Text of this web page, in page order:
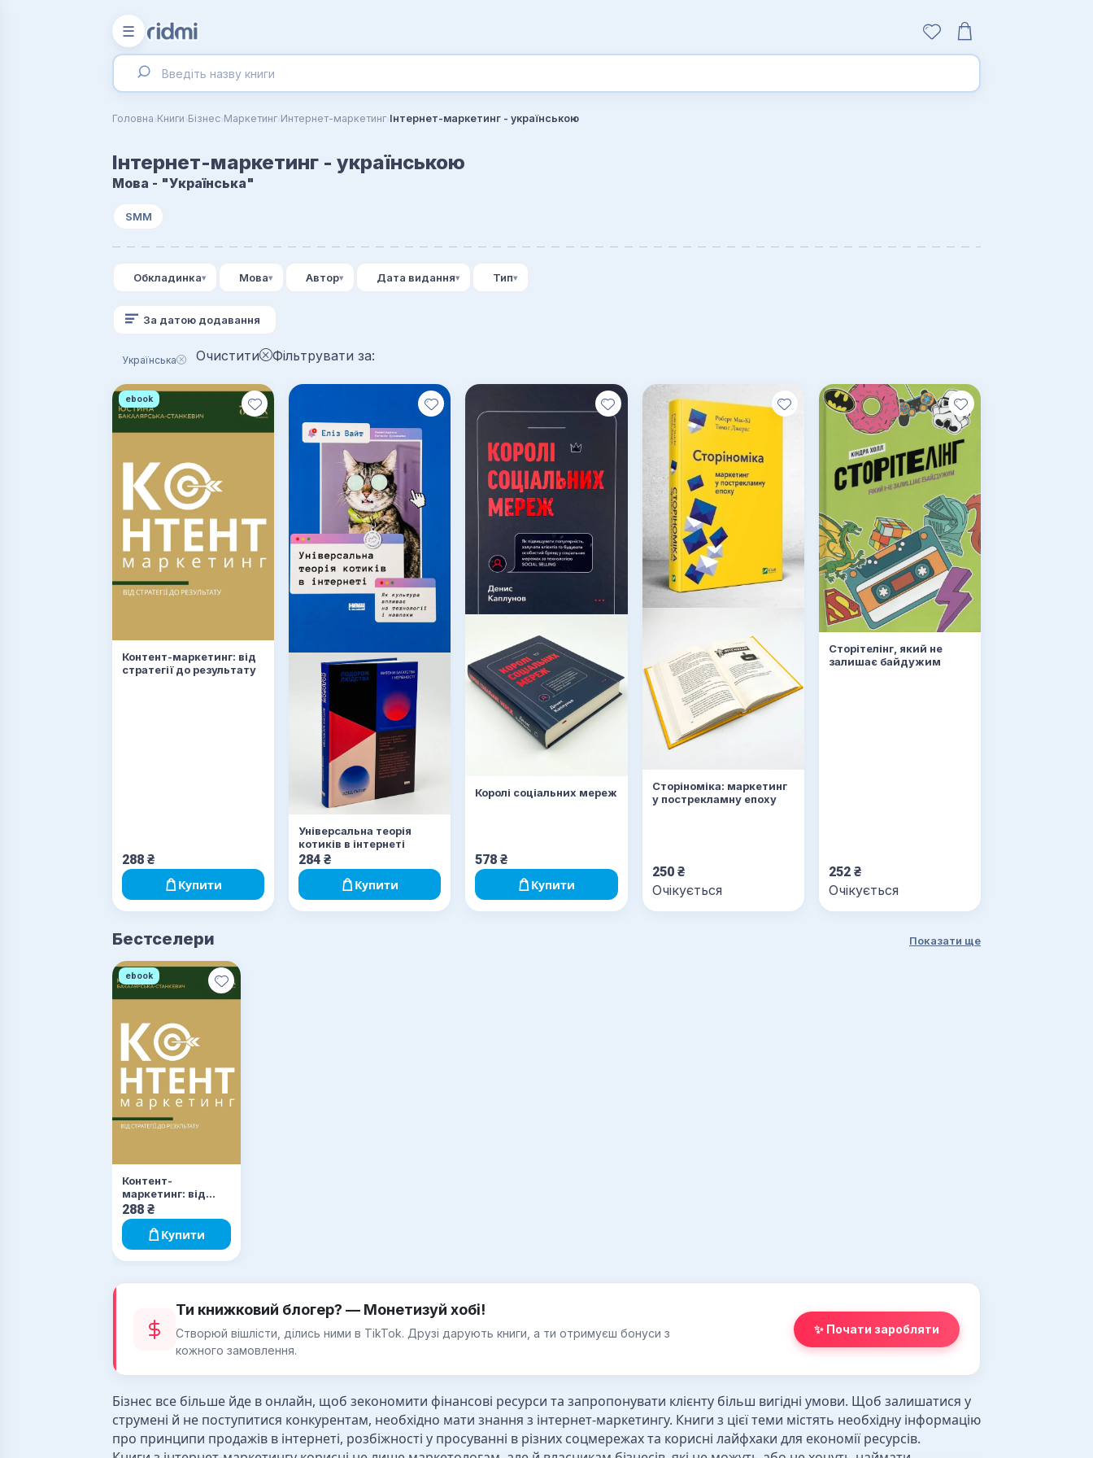
☰
Головна›Книги›Бізнес›Маркетинг›Интернет-маркетинг›Інтернет-маркетинг - українською
Інтернет-маркетинг - українською
Мова - "Українська"
SMM
Обкладинка Мова Автор Дата видання Тип
За датою додавання
Українська Очистити Фільтрувати за:
ebook
Контент-маркетинг: від
стратегії до результату
288 ₴
Купити
Універсальна теорія
котиків в інтернеті
284₴
Купити
Королі соціальних мереж
578₴
Купити
Сторіноміка: маркетинг
у пострекламну епоху
250 ₴
Очікується
Сторітелінг, який не
залишає байдужим
252 ₴
Очікується
Бестселери Показати ще
ebook
Контент-
маркетинг: від
стратегії до
результату
288 ₴
Купити
Ти книжковий блогер? — Монетизуй хобі!
Створюй вішлісти, ділись ними в TikTok. Друзі дарують книги, а ти отримуєш бонуси з
кожного замовлення.
✨ Почати заробляти
Бізнес все більше йде в онлайн, щоб зекономити фінансові ресурси та запропонувати клієнту більш вигідні умови. Щоб залишатися у
струмені й не поступитися конкурентам, необхідно мати знання з інтернет-маркетингу. Книги з цієї теми містять необхідну інформацію
про принципи продажів в інтернеті, розбіжності у просуванні в різних соцмережах та корисні лайфхаки для економії ресурсів.